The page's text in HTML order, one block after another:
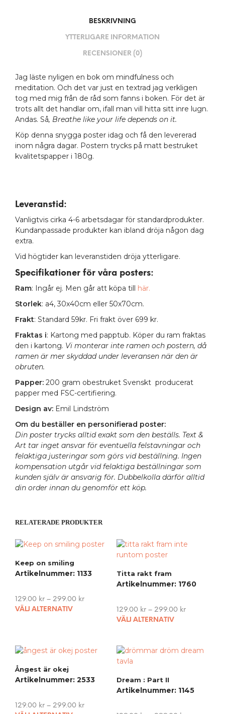
BESKRIVNING
YTTERLIGARE INFORMATION
RECENSIONER (0)
Jag läste nyligen en bok om mindfulness och
meditation. Och det var just en textrad jag verkligen
tog med mig från de råd som fanns i boken. För det är
trots allt det handlar om, ifall man vill hitta sitt inre lugn.
Andas. Så, Breathe like your life depends on it.
Köp denna snygga poster idag och få den levererad
inom några dagar. Postern trycks på matt bestruket
kvalitetspapper i 180g.
Leveranstid:
Vanligtvis cirka 4-6 arbetsdagar för standardprodukter.
Kundanpassade produkter kan ibland dröja någon dag
extra.
Vid högtider kan leveranstiden dröja ytterligare.
Specifikationer för våra posters:
Ram: Ingår ej. Men går att köpa till här.
Storlek: a4, 30x40cm eller 50x70cm.
Frakt: Standard 59kr. Fri frakt över 699 kr.
Fraktas i: Kartong med papptub. Köper du ram fraktas
den i kartong. Vi monterar inte ramen och postern, då
ramen är mer skyddad under leveransen när den är
obruten.
Papper: 200 gram obestruket Svenskt producerat
papper med FSC-certifiering.
Design av: Emil Lindström
Om du beställer en personifierad poster:
Din poster trycks alltid exakt som den beställs. Text &
Art tar inget ansvar för eventuella felstavningar och
felaktiga justeringar som görs vid beställning. Ingen
kompensation utgår vid felaktiga beställningar som
kunden själv är ansvarig för. Dubbelkolla därför alltid
din order innan du genomför ett köp.
RELATERADE PRODUKTER
Keep on smiling
Artikelnummer: 1133
129.00 kr – 299.00 kr
VÄLJ ALTERNATIV
This
product
variants.
The
may
be
Titta rakt fram
Artikelnummer: 1760
129.00 kr– 299.00 kr
VÄLJ ALTERNATIV
Ångest är okej
Artikelnummer: 2533
129.00 kr – 299.00 kr
Dream : Part II
Artikelnummer: 1145